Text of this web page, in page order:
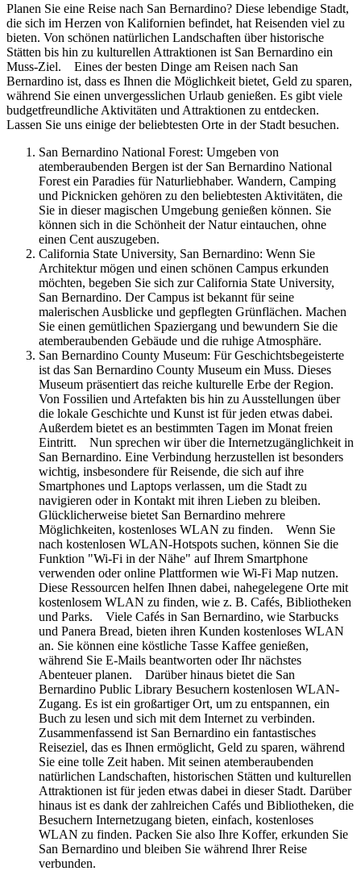
Planen Sie eine Reise nach San Bernardino? Diese lebendige Stadt,
die sich im Herzen von Kalifornien befindet, hat Reisenden viel zu
bieten. Von schönen natürlichen Landschaften über historische
Stätten bis hin zu kulturellen Attraktionen ist San Bernardino ein
Muss-Ziel. Eines der besten Dinge am Reisen nach San
Bernardino ist, dass es Ihnen die Möglichkeit bietet, Geld zu sparen,
während Sie einen unvergesslichen Urlaub genießen. Es gibt viele
budgetfreundliche Aktivitäten und Attraktionen zu entdecken.
Lassen Sie uns einige der beliebtesten Orte in der Stadt besuchen.
San Bernardino National Forest: Umgeben von
atemberaubenden Bergen ist der San Bernardino National
Forest ein Paradies für Naturliebhaber. Wandern, Camping
und Picknicken gehören zu den beliebtesten Aktivitäten, die
Sie in dieser magischen Umgebung genießen können. Sie
können sich in die Schönheit der Natur eintauchen, ohne
einen Cent auszugeben.
California State University, San Bernardino: Wenn Sie
Architektur mögen und einen schönen Campus erkunden
möchten, begeben Sie sich zur California State University,
San Bernardino. Der Campus ist bekannt für seine
malerischen Ausblicke und gepflegten Grünflächen. Machen
Sie einen gemütlichen Spaziergang und bewundern Sie die
atemberaubenden Gebäude und die ruhige Atmosphäre.
San Bernardino County Museum: Für Geschichtsbegeisterte
ist das San Bernardino County Museum ein Muss. Dieses
Museum präsentiert das reiche kulturelle Erbe der Region.
Von Fossilien und Artefakten bis hin zu Ausstellungen über
die lokale Geschichte und Kunst ist für jeden etwas dabei.
Außerdem bietet es an bestimmten Tagen im Monat freien
Eintritt. Nun sprechen wir über die Internetzugänglichkeit in
San Bernardino. Eine Verbindung herzustellen ist besonders
wichtig, insbesondere für Reisende, die sich auf ihre
Smartphones und Laptops verlassen, um die Stadt zu
navigieren oder in Kontakt mit ihren Lieben zu bleiben.
Glücklicherweise bietet San Bernardino mehrere
Möglichkeiten, kostenloses WLAN zu finden. Wenn Sie
nach kostenlosen WLAN-Hotspots suchen, können Sie die
Funktion "Wi-Fi in der Nähe" auf Ihrem Smartphone
verwenden oder online Plattformen wie Wi-Fi Map nutzen.
Diese Ressourcen helfen Ihnen dabei, nahegelegene Orte mit
kostenlosem WLAN zu finden, wie z. B. Cafés, Bibliotheken
und Parks. Viele Cafés in San Bernardino, wie Starbucks
und Panera Bread, bieten ihren Kunden kostenloses WLAN
an. Sie können eine köstliche Tasse Kaffee genießen,
während Sie E-Mails beantworten oder Ihr nächstes
Abenteuer planen. Darüber hinaus bietet die San
Bernardino Public Library Besuchern kostenlosen WLAN-
Zugang. Es ist ein großartiger Ort, um zu entspannen, ein
Buch zu lesen und sich mit dem Internet zu verbinden.
Zusammenfassend ist San Bernardino ein fantastisches
Reiseziel, das es Ihnen ermöglicht, Geld zu sparen, während
Sie eine tolle Zeit haben. Mit seinen atemberaubenden
natürlichen Landschaften, historischen Stätten und kulturellen
Attraktionen ist für jeden etwas dabei in dieser Stadt. Darüber
hinaus ist es dank der zahlreichen Cafés und Bibliotheken, die
Besuchern Internetzugang bieten, einfach, kostenloses
WLAN zu finden. Packen Sie also Ihre Koffer, erkunden Sie
San Bernardino und bleiben Sie während Ihrer Reise
verbunden.